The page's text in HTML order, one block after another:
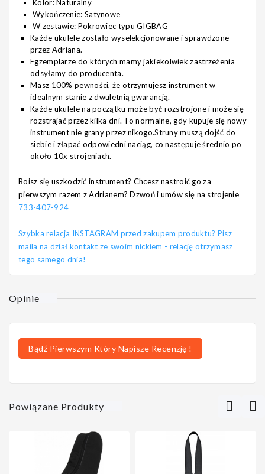
Kolor: Naturalny
Wykończenie: Satynowe
W zestawie: Pokrowiec typu GIGBAG
Każde ukulele zostało wyselekcjonowane i sprawdzone
przez Adriana.
Egzemplarze do których mamy jakiekolwiek zastrzeżenia
odsyłamy do producenta.
Masz 100% pewności, że otrzymujesz instrument w
idealnym stanie z dwuletnią gwarancją.
Każde ukulele na początku może być rozstrojone i może się
rozstrajać przez kilka dni. To normalne, gdy kupuje się nowy
instrument nie grany przez nikogo.Struny muszą dojść do
siebie i złapać odpowiedni naciąg, co następuje średnio po
około 10x strojeniach.
Boisz się uszkodzić instrument? Chcesz nastroić go za
pierwszym razem z Adrianem? Dzwoń i umów się na strojenie
733-407-924
Szybka relacja INSTAGRAM przed zakupem produktu? Pisz
maila na dział kontakt ze swoim nickiem - relację otrzymasz
tego samego dnia!
Opinie
Bądź Pierwszym Który Napisze Recenzję !
Powiązane Produkty